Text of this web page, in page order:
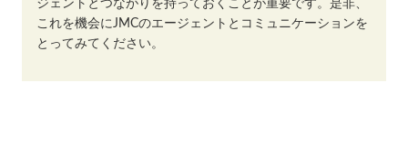
ジェントとつながりを持っておくことが重要です。是非、
これを機会にJMCのエージェントとコミュニケーションを
とってみてください。